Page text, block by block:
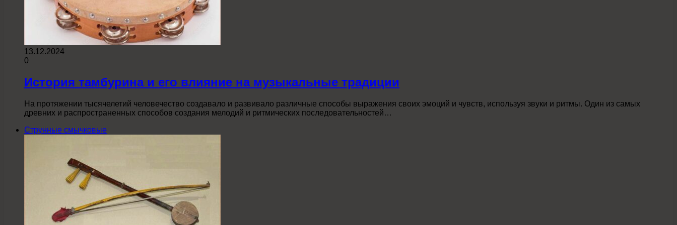
13.12.2024
0
История тамбурина и его влияние на музыкальные традиции
На протяжении тысячелетий человечество создавало и развивало различные способы выражения своих эмоций и чувств, используя звуки и ритмы. Один из самых
древних и распространенных способов создания мелодий и ритмических последовательностей…
Струнные смычковые